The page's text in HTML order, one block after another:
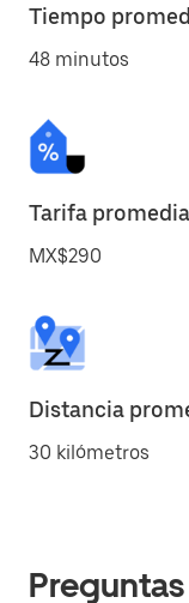
Tiempo
48 minutos
Tarifa
MX$290
Distancia
30 kilómetros